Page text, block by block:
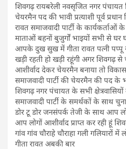
शिवगढ़ रायबरेली नवसृजित नगर पंचायत
चेयरमैन पद की भावी प्रत्याशी पूर्व प्रधान
रावत समाजवादी पार्टी के कार्यकर्ताओं
माताओं बहनों बुजुर्गों भाइयों सभी से घर
आपके दुख सुख में गीता रावत पत्नी
खड़ी रहती हो खड़ी रहूंगी अगर शिवगढ़
आशीर्वाद देकर चेयरमैन बनाया तो
समाजवादी पार्टी की चेयरमैन की पद के
शिवगढ़ नगर पंचायत के सभी
समाजवादी पार्टी के समर्थकों के साथ
डोर टू डोर जनसंपर्क तेजी के साथ आप
आप लोगों आशीर्वाद प्राप्त कर रही हूं
गांव गांव चौराहे चौराहा गली
गीता रावत अबकी बार